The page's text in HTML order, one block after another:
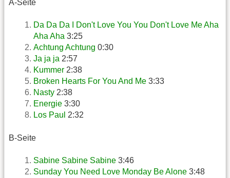
A-Seite
Da Da Da I Don't Love You You Don't Love Me Aha
Aha Aha 3:25
Achtung Achtung 0:30
Ja ja ja 2:57
Kummer 2:38
Broken Hearts For You And Me 3:33
Nasty 2:38
Energie 3:30
Los Paul 2:32
B-Seite
Sabine Sabine Sabine 3:46
Sunday You Need Love Monday Be Alone 3:48